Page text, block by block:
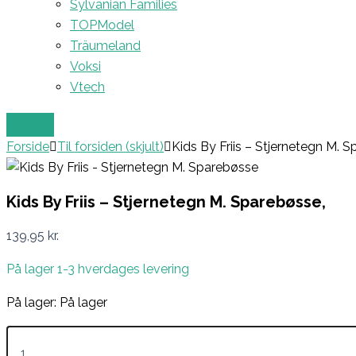
Sylvanian Families
TOPModel
Träumeland
Voksi
Vtech
Forside Til forsiden (skjult) Kids By Friis – Stjernetegn M.
Kids By Friis – Stjernetegn M. Sparebøsse,
139,95 kr.
På lager 1-3 hverdages levering
På lager: På lager